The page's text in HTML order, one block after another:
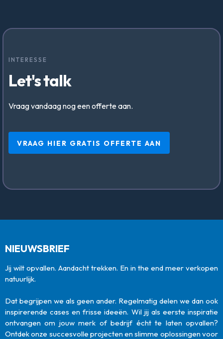
INTERESSE
Let's talk
Vraag vandaag nog een offerte aan.
VRAAG HIER GRATIS OFFERTE AAN
NIEUWSBRIEF
Jij wilt opvallen. Aandacht trekken. En in the end meer verkopen
natuurlijk.
Dat begrijpen we als geen ander. Regelmatig delen we dan ook
inspirerende cases en frisse ideeën. Wil jij als eerste inspiratie
ontvangen om jouw merk of bedrijf écht te laten opvallen?
Ontdek onze succesvolle projecten en slimme oplossingen voor